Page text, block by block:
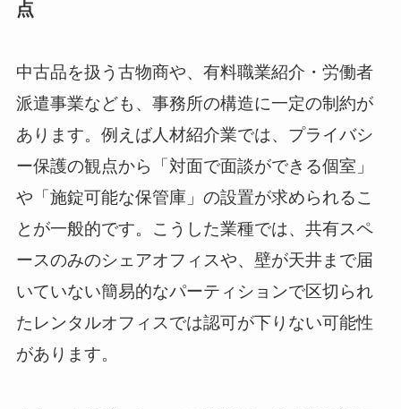
点
中古品を扱う古物商や、有料職業紹介・労働者
派遣事業なども、事務所の構造に一定の制約が
あります。例えば人材紹介業では、プライバシ
ー保護の観点から「対面で面談ができる個室」
や「施錠可能な保管庫」の設置が求められるこ
とが一般的です。こうした業種では、共有スペ
ースのみのシェアオフィスや、壁が天井まで届
いていない簡易的なパーティションで区切られ
たレンタルオフィスでは認可が下りない可能性
があります。